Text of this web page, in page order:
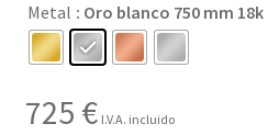
hasta
725 €
Metal : Oro blanco 750 mm 18k
725 € I.V.A. incluido